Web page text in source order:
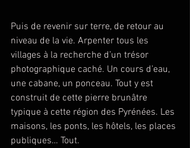
Puis de revenir sur terre, de retour au
niveau de la vie. Arpenter tous les
villages à la recherche d’un trésor
photographique caché. Un cours d’eau,
une cabane, un ponceau. Tout y est
construit de cette pierre brunâtre
typique à cette région des Pyrénées. Les
maisons, les ponts, les hôtels, les places
publiques… Tout.